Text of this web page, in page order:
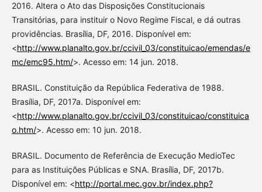
2016. Altera o Ato das Disposições Constitucionais
Transitórias, para instituir o Novo Regime Fiscal, e dá outras
providências. Brasília, DF, 2016. Disponível em:
<http://www.planalto.gov.br/ccivil_03/constituicao/emendas/e
mc/emc95.htm/>. Acesso em: 14 jun. 2018.
BRASIL. Constituição da República Federativa de 1988.
Brasília, DF, 2017a. Disponível em:
<http://www.planalto.gov.br/ccivil_03/constituicao/constituica
o.htm/>. Acesso em: 10 jun. 2018.
BRASIL. Documento de Referência de Execução MedioTec
para as Instituições Públicas e SNA. Brasília, DF, 2017b.
Disponível em: <http://portal.mec.gov.br/index.php?